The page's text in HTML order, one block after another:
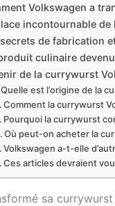
Volkswagen a
incontournable
de fabrication
culinaire
de la currywurst
Quelle est l’origine de la
Comment la currywurst
Pourquoi la currywurst
Où peut-on acheter la
Volkswagen a-t-elle
Ces articles devraient
sa